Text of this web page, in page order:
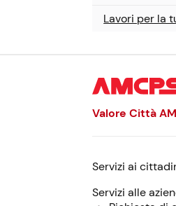
Lavori per la
Valore Città
Menu:
descrizione,
Servizi ai
Servizi alle